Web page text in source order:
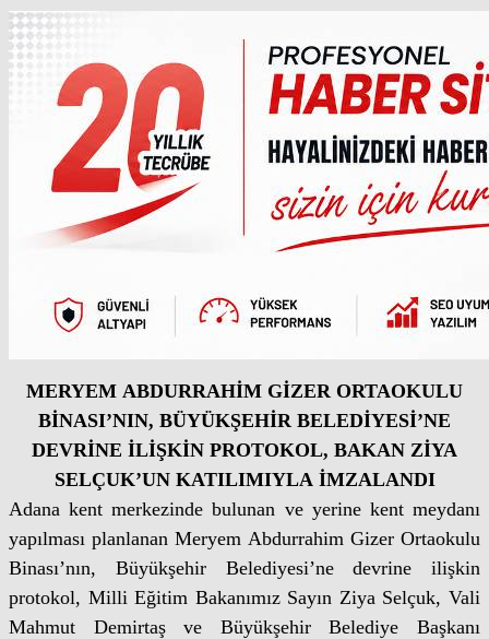
MERYEM ABDURRAHİM GİZER ORTAOKULU
BİNASI’NIN, BÜYÜKŞEHİR BELEDİYESİ’NE
DEVRİNE İLİŞKİN PROTOKOL, BAKAN ZİYA
SELÇUK’UN KATILIMIYLA İMZALANDI
Adana kent merkezinde bulunan ve yerine kent meydanı
yapılması planlanan Meryem Abdurrahim Gizer Ortaokulu
Binası’nın, Büyükşehir Belediyesi’ne devrine ilişkin
protokol, Milli Eğitim Bakanımız Sayın Ziya Selçuk, Vali
Mahmut Demirtaş ve Büyükşehir Belediye Başkanı